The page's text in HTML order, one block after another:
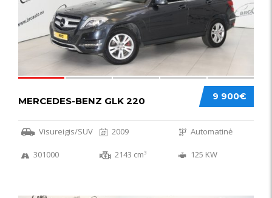
9 900€
MERCEDES-BENZ GLK 220
Visureigis/SUV 2009 Automatinė
301000 2143 cm³ 125 KW